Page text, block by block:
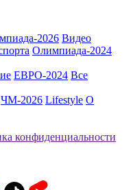
2026 Видео
Олимпиада-2024
ЕВРО-2024 Все
ЧМ-2026 Lifestyle О
конфиденциальности